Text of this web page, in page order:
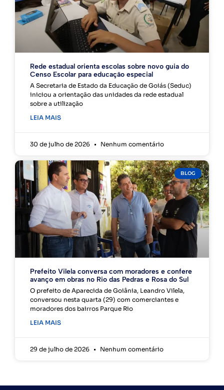
Rede estadual orienta escolas sobre novo guia do
Censo Escolar para educação especial
A Secretaria de Estado da Educação de Goiás (Seduc)
iniciou a orientação das unidades da rede estadual
sobre a utilização
LEIA MAIS
30 de julho de 2026 Nenhum comentário
BLOG
Prefeito Vilela conversa com moradores e confere
avanço em obras no Rio das Pedras e Rosa do Sul
O prefeito de Aparecida de Goiânia, Leandro Vilela,
conversou nesta quarta (29) com comerciantes e
moradores dos bairros Parque Rio
LEIA MAIS
29 de julho de 2026 Nenhum comentário